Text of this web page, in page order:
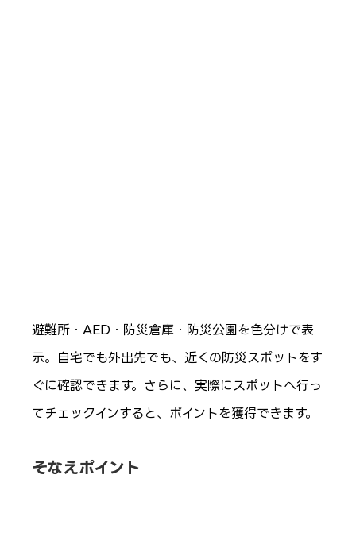
避難所・AED・防災倉庫・防災公園を色分けで表
示。自宅でも外出先でも、近くの防災スポットをす
ぐに確認できます。さらに、実際にスポットへ行っ
てチェックインすると、ポイントを獲得できます。
そなえポイント